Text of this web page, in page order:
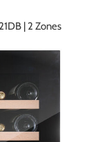
| 2 Zones